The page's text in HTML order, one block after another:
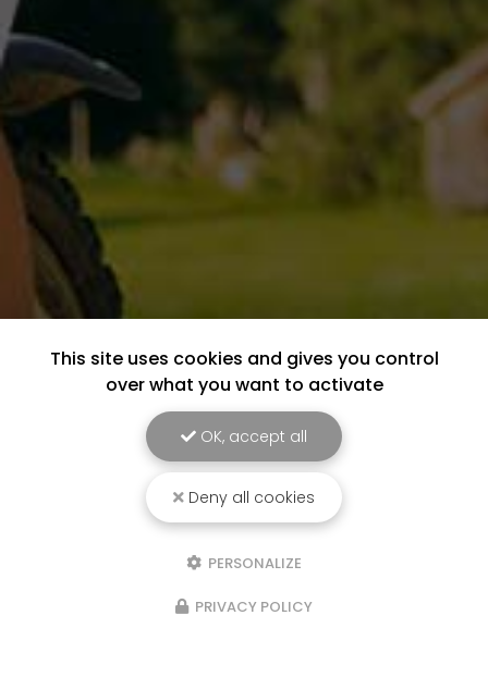
This site uses cookies and gives you control
over what you want to activate
OK, accept all
Deny all cookies
PERSONALIZE
PRIVACY POLICY